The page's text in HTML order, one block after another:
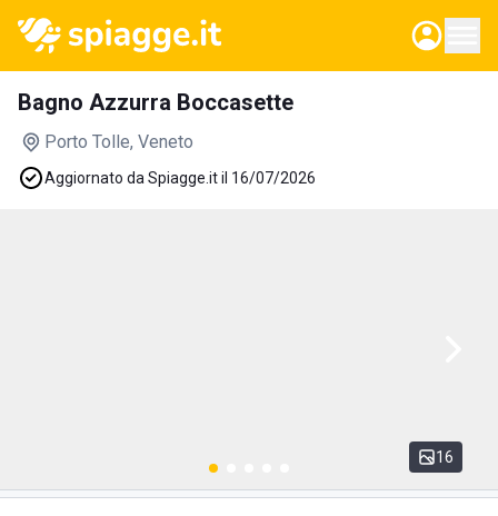
Bagno Azzurra Boccasette
Porto Tolle, Veneto
Aggiornato da Spiagge.it il 16/07/2026
16